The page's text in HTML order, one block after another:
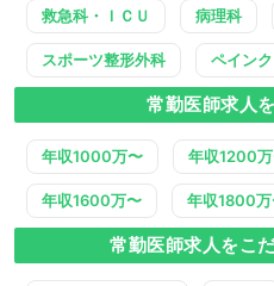
救急科・ＩＣＵ 病理科
スポーツ整形外科 ペイン
常勤医師求人
年収1000万〜 年収1200
年収1600万〜 年収1800
常勤医師求人をこ